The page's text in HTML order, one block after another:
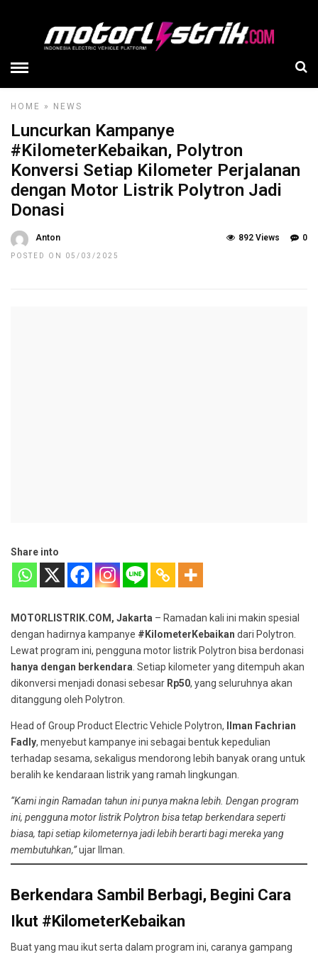
HOME » NEWS
Luncurkan Kampanye
#KilometerKebaikan, Polytron
Konversi Setiap Kilometer Perjalanan
dengan Motor Listrik Polytron Jadi
Donasi
Anton
POSTED ON 05/03/2025
0
892 Views
Share into
MOTORLISTRIK.COM, Jakarta – Ramadan kali ini makin spesial
dengan hadirnya kampanye #KilometerKebaikan dari Polytron.
Lewat program ini, pengguna motor listrik Polytron bisa berdonasi
hanya dengan berkendara . Setiap kilometer yang ditempuh akan
dikonversi menjadi donasi sebesar Rp50, yang seluruhnya akan
ditanggung oleh Polytron.
Head of Group Product Electric Vehicle Polytron,
Ilman Fachrian
Fadly, menyebut kampanye ini sebagai bentuk kepedulian
terhadap sesama, sekaligus mendorong lebih banyak orang untuk
beralih ke kendaraan listrik yang ramah lingkungan.
“Kami ingin Ramadan tahun ini punya makna lebih. Dengan program
ini, pengguna motor listrik Polytron bisa tetap berkendara seperti
biasa, tapi setiap kilometernya jadi lebih berarti bagi mereka yang
membutuhkan,”ujar Ilman.
Berkendara Sambil Berbagi, Begini Cara
Ikut #KilometerKebaikan
Buat yang mau ikut serta dalam program ini, caranya gampang